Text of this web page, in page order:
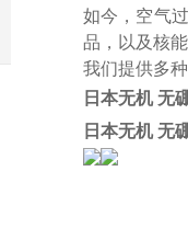
如今，空气
品，以及核
我们提供多
日本无机 无
日本无机 无